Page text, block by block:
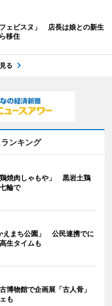
ェビスヌ」 店長は娘との新生
移住
る
ンキング
焼肉しゃもや」 黒岩土鶏
輪で
えまち公園」 公民連携でに
生タイムも
博物館で企画展「古人骨」
も